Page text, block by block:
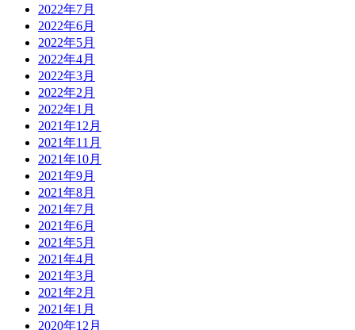
2022年7月
2022年6月
2022年5月
2022年4月
2022年3月
2022年2月
2022年1月
2021年12月
2021年11月
2021年10月
2021年9月
2021年8月
2021年7月
2021年6月
2021年5月
2021年4月
2021年3月
2021年2月
2021年1月
2020年12月